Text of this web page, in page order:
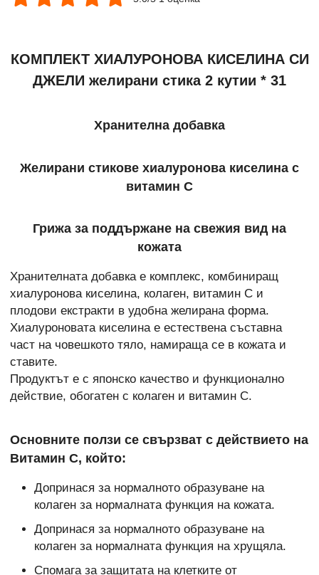
КОМПЛЕКТ ХИАЛУРОНОВА КИСЕЛИНА СИ
ДЖЕЛИ желирани стика 2 кутии * 31
Хранителна добавка
Желирани стикове хиалуронова киселина с
витамин C
Грижа за поддържане на свежия вид на
кожата
Хранителната добавка е комплекс, комбиниращ
хиалуронова киселина, колаген, витамин C и
плодови екстракти в удобна желирана форма.
Хиалуроновата киселина е естествена съставна
част на човешкото тяло, намираща се в кожата и
ставите.
Продуктът е с японско качество и функционално
действие, обогатен с колаген и витамин C.
Основните ползи се свързват с действието на
Витамин C, който:
Допринася за нормалното образуване на
колаген за нормалната функция на кожата.
Допринася за нормалното образуване на
колаген за нормалната функция на хрущяла.
Спомага за защитата на клетките от